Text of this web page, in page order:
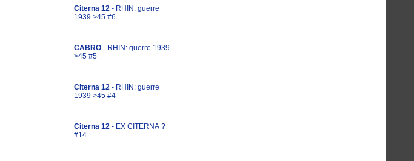
Citerna 12 - RHIN: guerre
1939 >45 #6
CABRO - RHIN: guerre 1939
>45 #5
Citerna 12 - RHIN: guerre
1939 >45 #4
Citerna 12 - EX CITERNA ?
#14